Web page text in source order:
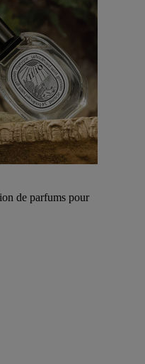
de parfums pour